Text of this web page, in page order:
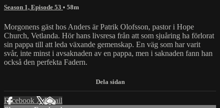
Season 1, Episode 53 • 58m
Morgonens gäst hos Anders är Patrik Olofsson, pastor i Hope
Church, Vetlanda. Hör hans livsresa från att som sjuåring ha förlorat
sin pappa till att leda växande gemenskap. En väg som har varit
svår, inte minst i avsaknaden av en pappa, men i saknaden fann han
också den perfekta Fadern.
Facebook XEmail